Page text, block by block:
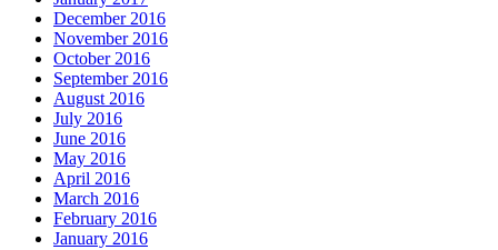
December 2016
November 2016
October 2016
September 2016
August 2016
July 2016
June 2016
May 2016
April 2016
March 2016
February 2016
January 2016